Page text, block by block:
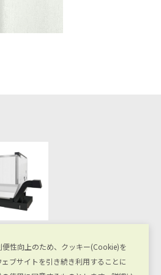
社
INTEGREX i-250H S 1000U
性向上のため、クッキー(Cookie)を
ブサイトを引き続き利用することに